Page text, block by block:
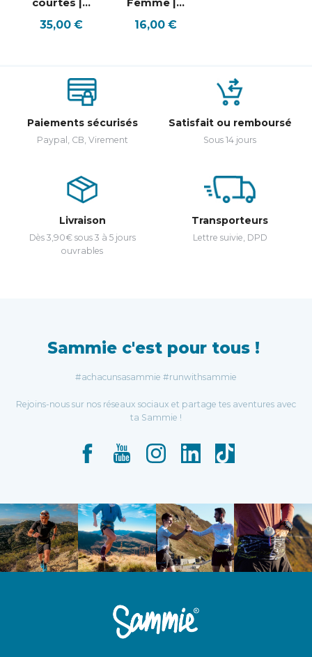
Prix
35,00 € Prix
16,00 €
Paiements sécurisés
Paypal, CB, Virement
Satisfait ou remboursé
Sous 14 jours
Livraison
Dès 3,90€ sous 3 à 5 jours
ouvrables
Transporteurs
Lettre suivie, DPD
Sammie c'est pour tous !
#achacunsasammie #runwithsammie
Rejoins-nous sur nos réseaux sociaux et partage tes aventures avec
ta Sammie !
FacebookYouTube InstagramLinkedIn